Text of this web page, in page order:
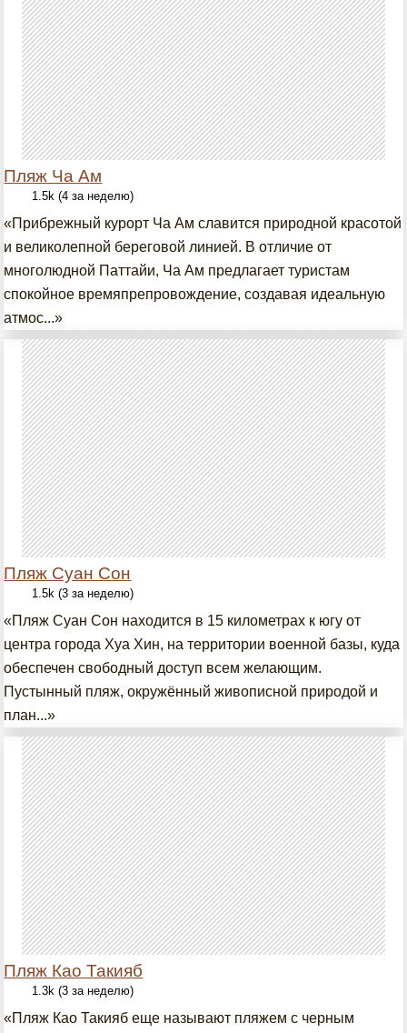
Пляж Ча Ам
1.5k (4 за неделю)
«Прибрежный курорт Ча Ам славится природной красотой
и великолепной береговой линией. В отличие от
многолюдной Паттайи, Ча Ам предлагает туристам
спокойное времяпрепровождение, создавая идеальную
атмос...»
Пляж Суан Сон
1.5k (3 за неделю)
«Пляж Суан Сон находится в 15 километрах к югу от
центра города Хуа Хин, на территории военной базы, куда
обеспечен свободный доступ всем желающим.
Пустынный пляж, окружённый живописной природой и
план...»
Пляж Као Такияб
1.3k (3 за неделю)
«Пляж Као Такияб еще называют пляжем с черным